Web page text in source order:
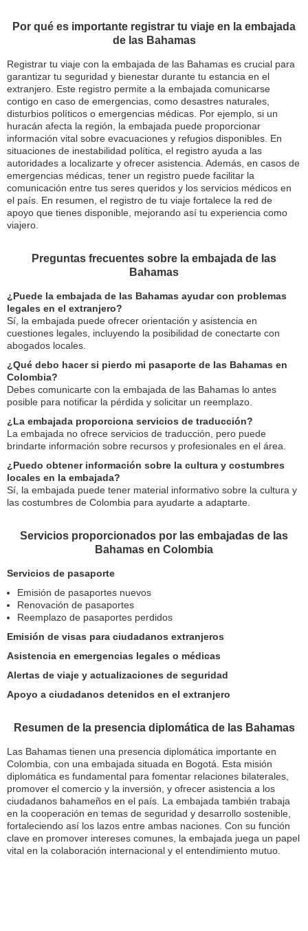
Por qué es importante registrar tu viaje en la embajada
de las Bahamas
Registrar tu viaje con la embajada de las Bahamas es crucial para
garantizar tu seguridad y bienestar durante tu estancia en el
extranjero. Este registro permite a la embajada comunicarse
contigo en caso de emergencias, como desastres naturales,
disturbios políticos o emergencias médicas. Por ejemplo, si un
huracán afecta la región, la embajada puede proporcionar
información vital sobre evacuaciones y refugios disponibles. En
situaciones de inestabilidad política, el registro ayuda a las
autoridades a localizarte y ofrecer asistencia. Además, en casos de
emergencias médicas, tener un registro puede facilitar la
comunicación entre tus seres queridos y los servicios médicos en
el país. En resumen, el registro de tu viaje fortalece la red de
apoyo que tienes disponible, mejorando así tu experiencia como
viajero.
Preguntas frecuentes sobre la embajada de las
Bahamas
¿Puede la embajada de las Bahamas ayudar con problemas
legales en el extranjero?
Sí, la embajada puede ofrecer orientación y asistencia en
cuestiones legales, incluyendo la posibilidad de conectarte con
abogados locales.
¿Qué debo hacer si pierdo mi pasaporte de las Bahamas en
Colombia?
Debes comunicarte con la embajada de las Bahamas lo antes
posible para notificar la pérdida y solicitar un reemplazo.
¿La embajada proporciona servicios de traducción?
La embajada no ofrece servicios de traducción, pero puede
brindarte información sobre recursos y profesionales en el área.
¿Puedo obtener información sobre la cultura y costumbres
locales en la embajada?
Sí, la embajada puede tener material informativo sobre la cultura y
las costumbres de Colombia para ayudarte a adaptarte.
Servicios proporcionados por las embajadas de las
Bahamas en Colombia
Servicios de pasaporte
Emisión de pasaportes nuevos
Renovación de pasaportes
Reemplazo de pasaportes perdidos
Emisión de visas para ciudadanos extranjeros
Asistencia en emergencias legales o médicas
Alertas de viaje y actualizaciones de seguridad
Apoyo a ciudadanos detenidos en el extranjero
Resumen de la presencia diplomática de las Bahamas
Las Bahamas tienen una presencia diplomática importante en
Colombia, con una embajada situada en Bogotá. Esta misión
diplomática es fundamental para fomentar relaciones bilaterales,
promover el comercio y la inversión, y ofrecer asistencia a los
ciudadanos bahameños en el país. La embajada también trabaja
en la cooperación en temas de seguridad y desarrollo sostenible,
fortaleciendo así los lazos entre ambas naciones. Con su función
clave en promover intereses comunes, la embajada juega un papel
vital en la colaboración internacional y el entendimiento mutuo.